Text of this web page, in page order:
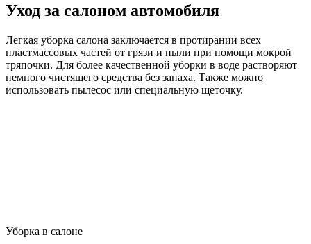
Уход за салоном автомобиля
Легкая уборка салона заключается в протирании всех
пластмассовых частей от грязи и пыли при помощи мокрой
тряпочки. Для более качественной уборки в воде растворяют
немного чистящего средства без запаха. Также можно
использовать пылесос или специальную щеточку.
Уборка в салоне